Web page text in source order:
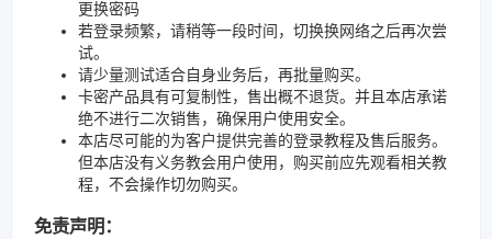
更换密码
若登录频繁，请稍等一段时间，切换换网络之后再次尝
试。
请少量测试适合自身业务后，再批量购买。
卡密产品具有可复制性，售出概不退货。并且本店承诺
绝不进行二次销售，确保用户使用安全。
本店尽可能的为客户提供完善的登录教程及售后服务。
但本店没有义务教会用户使用，购买前应先观看相关教
程，不会操作切勿购买。
免责声明：